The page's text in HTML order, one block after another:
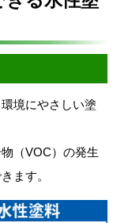
境にやさしい塗
（VOC）の発生
ます。